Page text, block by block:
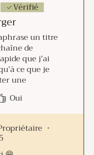
Vérifié
un titre
de
que j’ai
ce que je
une
Si cette
fait de
qualifierais ceux
de
bons. Tellement
et tellement
Oui
•